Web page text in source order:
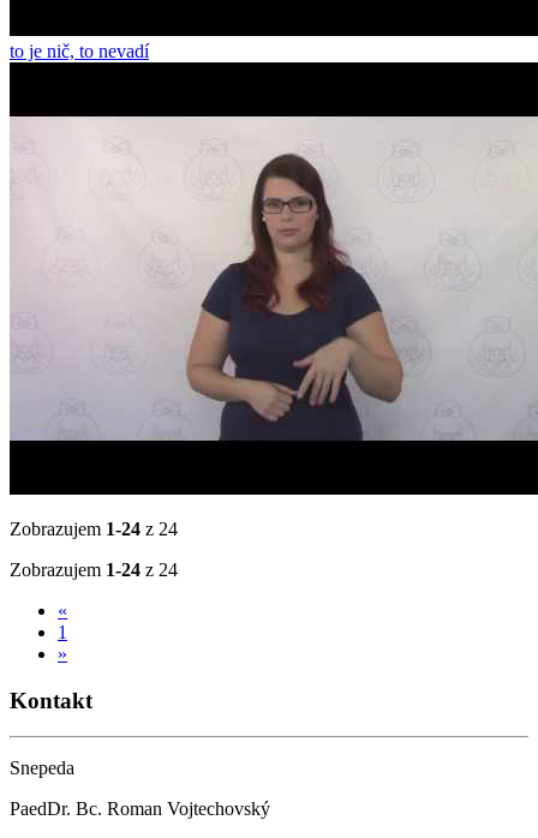
to je nič, to nevadí
Zobrazujem 1-24 z 24
Zobrazujem 1-24 z 24
«
1
»
Kontakt
Snepeda
PaedDr. Bc. Roman Vojtechovský